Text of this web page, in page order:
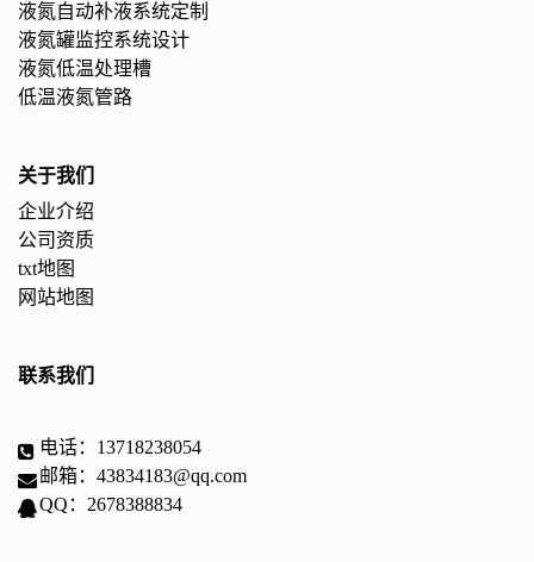
液氮自动补液系统定制
液氮罐监控系统设计
液氮低温处理槽
低温液氮管路
关于我们
企业介绍
公司资质
txt地图
网站地图
联系我们
电话：13718238054
邮箱：43834183@qq.com
QQ：2678388834